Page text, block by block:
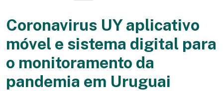
Coronavirus UY aplicativo
móvel e sistema digital para
o monitoramento da
pandemia em Uruguai